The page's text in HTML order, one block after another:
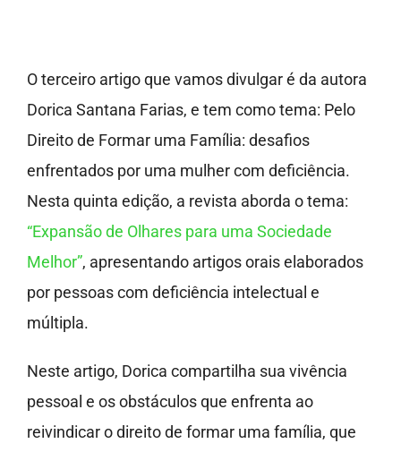
O terceiro artigo que vamos divulgar é da autora
Dorica Santana Farias, e tem como tema: Pelo
Direito de Formar uma Família: desafios
enfrentados por uma mulher com deficiência.
Nesta quinta edição, a revista aborda o tema:
“Expansão de Olhares para uma Sociedade
Melhor”, apresentando artigos orais elaborados
por pessoas com deficiência intelectual e
múltipla.
Neste artigo, Dorica compartilha sua vivência
pessoal e os obstáculos que enfrenta ao
reivindicar o direito de formar uma família, que